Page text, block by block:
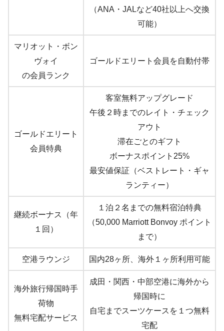
（ANA・JALなど40社以上へ交換
可能）
マリオット・ボン
ヴォイ
の会員ランク
ゴールドエリート会員を自動付帯
ゴールドエリート
会員特典
客室無料アップグレード
午後２時までのレイト・チェック
アウト
滞在ごとのギフト
ボーナスポイント25%
最安値保証（ベストレート・ギャ
ランティー）
継続ボーナス（年
１回）
１泊２名までの無料宿泊特典
（50,000 Marriott Bonvoy ポイント
まで）
空港ラウンジ 国内28ヶ所、海外１ヶ所利用可能
海外旅行帰国時手
荷物
無料宅配サービス
成田・関西・中部空港に海外から
帰国時に
自宅までスーツケースを１つ無料
宅配